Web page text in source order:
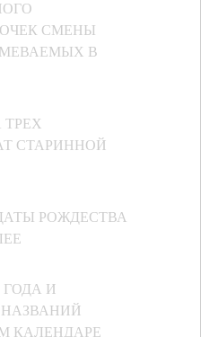
СМЕНЫ
В
ТРЕХ
СТАРИННОЙ
РОЖДЕСТВА
ГОДА И
КАЛЕНДАРЕ